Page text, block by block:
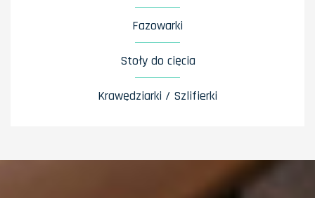
Fazowarki
Stoły do cięcia
Krawędziarki / Szlifierki